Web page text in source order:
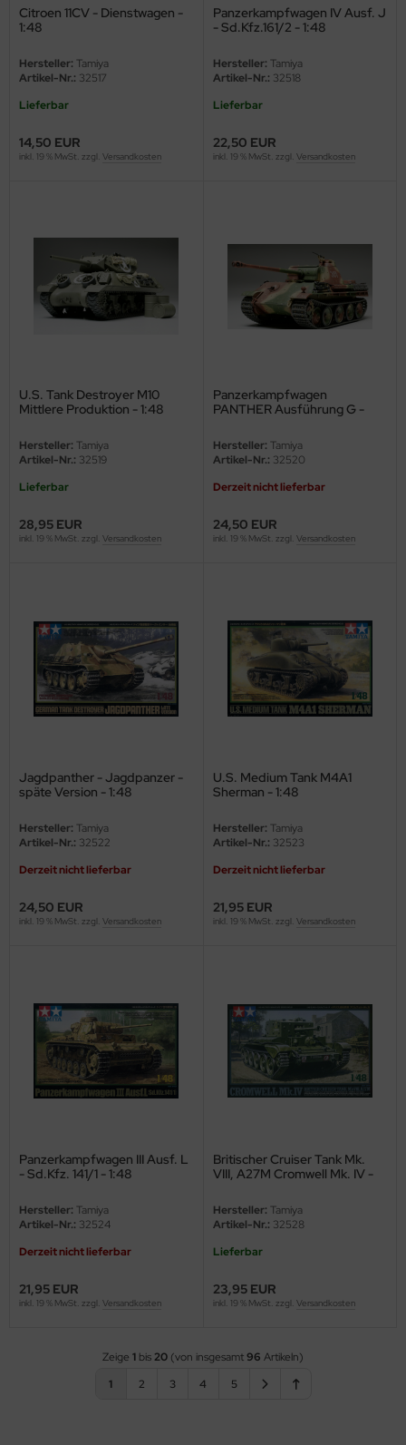
Citroen 11CV - Dienstwagen -
1:48
Hersteller: Tamiya
Artikel-Nr.: 32517
Lieferbar
14,50 EUR
inkl. 19 % MwSt. zzgl. Versandkosten
Panzerkampfwagen IV Ausf. J
- Sd.Kfz.161/2 - 1:48
Hersteller: Tamiya
Artikel-Nr.: 32518
Lieferbar
22,50 EUR
inkl. 19 % MwSt. zzgl. Versandkosten
U.S. Tank Destroyer M10
Mittlere Produktion - 1:48
Hersteller: Tamiya
Artikel-Nr.: 32519
Lieferbar
28,95 EUR
inkl. 19 % MwSt. zzgl. Versandkosten
Panzerkampfwagen
PANTHER Ausführung G -
Hersteller: Tamiya
Artikel-Nr.: 32520
Derzeit nicht lieferbar
24,50 EUR
inkl. 19 % MwSt. zzgl. Versandkosten
Jagdpanther - Jagdpanzer -
späte Version - 1:48
Hersteller: Tamiya
Artikel-Nr.: 32522
Derzeit nicht lieferbar
24,50 EUR
inkl. 19 % MwSt. zzgl. Versandkosten
U.S. Medium Tank M4A1
Sherman - 1:48
Hersteller: Tamiya
Artikel-Nr.: 32523
Derzeit nicht lieferbar
21,95 EUR
inkl. 19 % MwSt. zzgl. Versandkosten
Panzerkampfwagen III Ausf. L
- Sd.Kfz. 141/1 - 1:48
Hersteller: Tamiya
Artikel-Nr.: 32524
Derzeit nicht lieferbar
21,95 EUR
inkl. 19 % MwSt. zzgl. Versandkosten
Britischer Cruiser Tank Mk.
VIII, A27M Cromwell Mk. IV -
Hersteller: Tamiya
Artikel-Nr.: 32528
Lieferbar
23,95 EUR
inkl. 19 % MwSt. zzgl. Versandkosten
Zeige 1 bis20 (von insgesamt96 Artikeln)
1
2 3 4 5
Beemax
Hobby
Hobbies
Nunu
Model
Hobby